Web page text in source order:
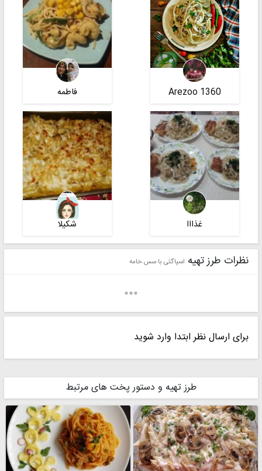
Arezoo 1360 فاطمه
غذااا شکیلا
سیاحی فرشته
نظرات طرز تهیه اسپاگتی با سس خامه
برای ارسال نظر ابتدا وارد شوید
طرز تهیه و دستور پخت های مرتبط